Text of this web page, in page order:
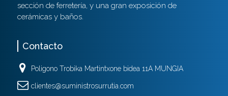
sección de ferretería, y una gran exposición de
cerámicas y baños.
Contacto
Poligono Trobika Martintxone bidea 11A MUNGIA
clientes@suministrosurrutia.com